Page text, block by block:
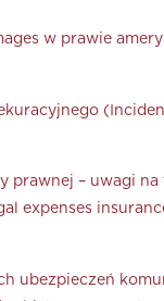
w prawie
– uwagi
expenses